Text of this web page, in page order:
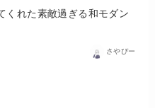
くれた素敵過ぎる和モダン
さやぴー